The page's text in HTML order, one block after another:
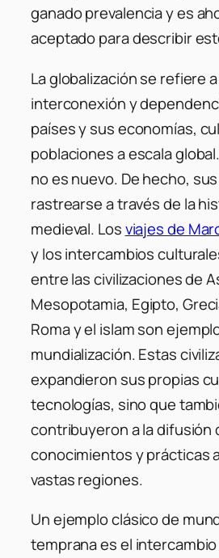
ganado prevalencia y es
aceptado para describir
La globalización se refiere
interconexión y
países y sus economías,
poblaciones a escala
no es nuevo. De hecho,
rastrearse a través de la
medieval. Losviajes de
y los intercambios
entre las civilizaciones de
Mesopotamia, Egipto,
Roma y el islam son
mundialización. Estas
expandieron sus propias
tecnologías, sino que
contribuyeron a la difusión
conocimientos y prácticas
vastas regiones.
Un ejemplo clásico de
temprana es el